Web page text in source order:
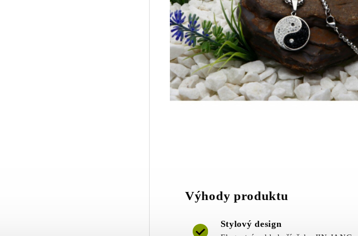
Výhody produktu
Stylový design